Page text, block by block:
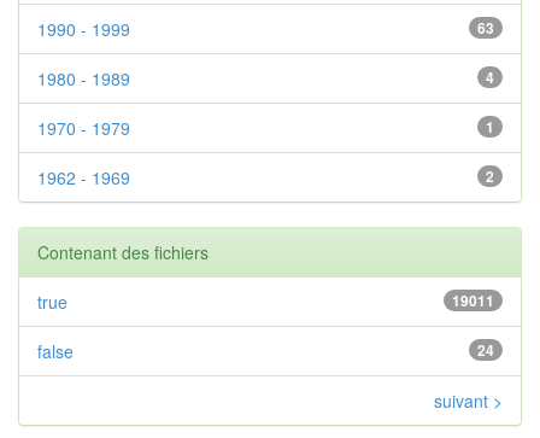
63
1990 - 1999
4
1980 - 1989
1
1970 - 1979
2
1962 - 1969
Contenant des fichiers
19011
true
24
false
suivant >